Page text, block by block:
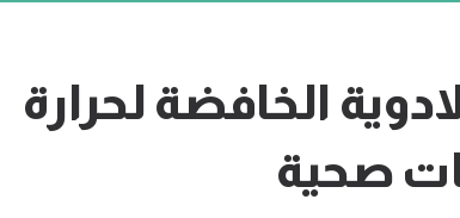
الخافضة لحرارة
صحية